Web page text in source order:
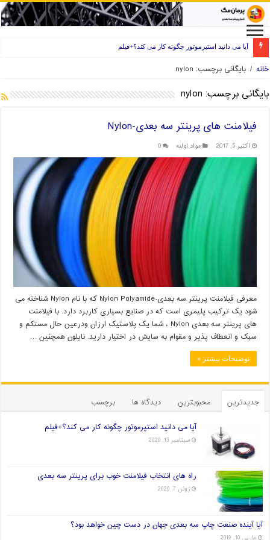
آیا می دانید استپرموتور چگونه کار می کند؟+فیلم
خانه / بایگانی برچسب: nylon
بایگانی برچسب: nylon
فیلامنت های پرینتر سه بعدی-Nylon
اکتبر 5, 2017 مواد اولیه 0
معرفی فیلامنت پرینتر سه بعدی-Nylon Polyamide که با نام Nylon شناخته می
شود یک ترکیب پلیمری است که در صنایع بسیاری کاربرد دارد. با فیلامنت
های پرینتر سه بعدی Nylon ، شما یک پلاستیک ارزان ودرعین حال مستکم و
سبک و انعطاف پذیر و مقوام به سایش در اختیار دارید. نایلون همچنین …
توضیحات بیشتر »
جدیدترین محبوبترین دیدگاه ها برچسب
آیا می دانید استپرموتور چگونه کار می کند؟+فیلم
سپتامبر 13, 2020
راه های انتخاب فیلامنت خوب برای پرینتر سه بعدی
ژوئن 7, 2020
آیا آینده صنعت چاپ سه بعدی جهان در دست چین خواهد بود؟